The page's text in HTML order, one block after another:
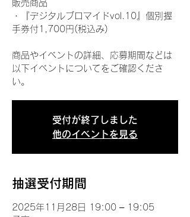
販売商品
・『デジタルブロマイドvol.10』個別握
手券付1,700円(税込み)
商品やイベントの詳細、応募期間などは
以下イベントについてをご確認くださ
い。
受付が終了しました
他のイベントを見る
抽選受付期間
2025年11月28日 19:00 – 19:05